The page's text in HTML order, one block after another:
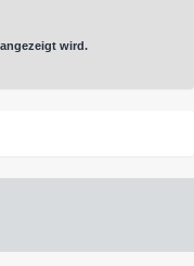
wird.